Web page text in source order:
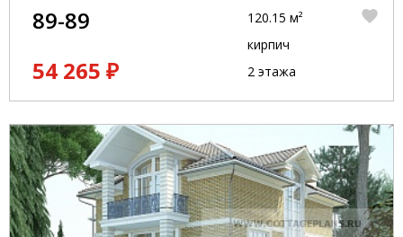
89-89
54 265 ₽
120.15 м²
кирпич
2 этажа